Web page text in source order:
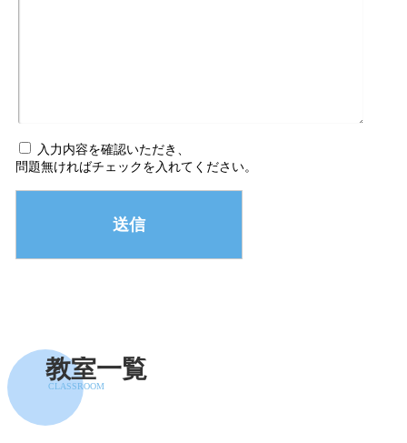
入力内容を確認いただき、
問題無ければチェックを入れてください。
教室一覧
CLASSROOM